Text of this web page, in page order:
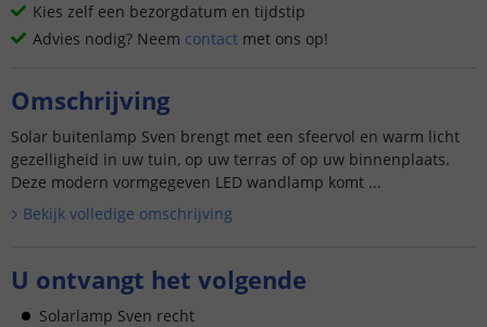
Kies zelf een bezorgdatum en tijdstip
Advies nodig? Neem contact met ons op!
Omschrijving
Solar buitenlamp Sven brengt met een sfeervol en warm licht
gezelligheid in uw tuin, op uw terras of op uw binnenplaats.
Deze modern vormgegeven LED wandlamp komt ...
Bekijk volledige omschrijving
U ontvangt het volgende
Solarlamp Sven recht